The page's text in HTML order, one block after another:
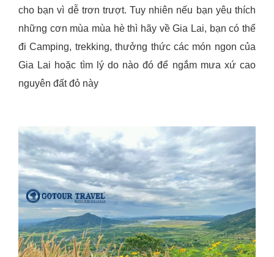
cho bạn vì dễ trơn trượt. Tuy nhiên nếu bạn yêu thích
những cơn mùa mùa hè thì hãy về Gia Lai, bạn có thể
đi Camping, trekking, thưởng thức các món ngon của
Gia Lai hoặc tìm lý do nào đó để ngắm mưa xứ cao
nguyên đất đỏ này